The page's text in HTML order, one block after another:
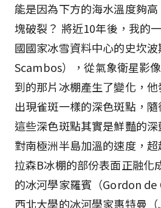
能是因為下方的海水溫度夠
塊破裂？ 將近10年後，我
國國家冰雪資料中心的史坎
Scambos），從氣象衛星影
到的那片冰棚產生了變化，
出現雀斑一樣的深色斑點，隨
這些深色斑點其實是鮮豔的
對南極洲半島加溫的速度，超
拉森B冰棚的部份表面正融化
的冰河學家羅賓（Gordon de
西北大學的冰河學家惠特曼